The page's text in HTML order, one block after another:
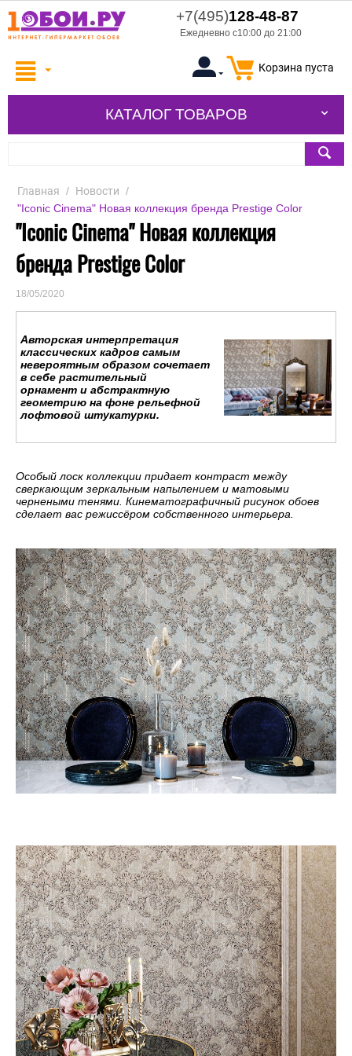
+7(495)128-48-87
Ежедневно с10:00 до 21:00
Корзина пуста
КАТАЛОГ ТОВАРОВ
Главная / Новости /
"Iconic Cinema" Новая коллекция бренда Prestige Color
"Iconic Cinema" Новая коллекция
бренда Prestige Color
18/05/2020
Авторская интерпретация
классических кадров самым
невероятным образом сочетает
в себе растительный
орнамент и абстрактную
геометрию на фоне рельефной
лофтовой штукатурки.
Особый лоск коллекции придает контраст между
сверкающим зеркальным напылением и матовыми
чернеными тенями. Кинематографичный рисунок обоев
сделает вас режиссёром собственного интерьера.